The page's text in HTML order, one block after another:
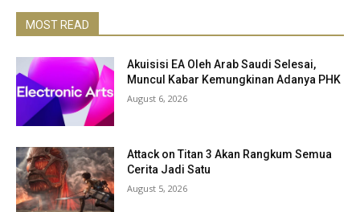
MOST READ
Akuisisi EA Oleh Arab Saudi Selesai,
Muncul Kabar Kemungkinan Adanya PHK
August 6, 2026
Attack on Titan 3 Akan Rangkum Semua
Cerita Jadi Satu
August 5, 2026